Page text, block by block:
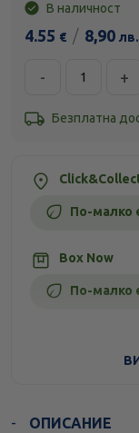
В наличност
4.55 € / 8,90 лв.
- +
Безплатна
По-малко
Box Now
По-малко
ОПИСАНИЕ